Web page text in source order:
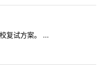
复试方案。 ...